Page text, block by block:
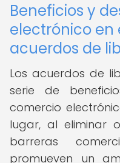
Beneficios y
electrónico en
acuerdos de
Los acuerdos de
serie de
comercio
lugar, al eliminar
barreras
promueven un